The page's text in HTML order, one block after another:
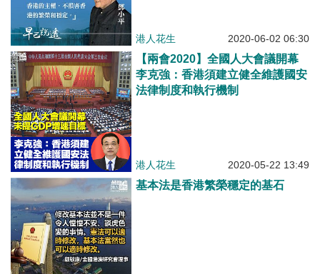
港人花生 2020-06-02 06:30
【兩會2020】全國人大會議開幕
李克強：香港須建立健全維護國安
法律制度和執行機制
港人花生 2020-05-22 13:49
基本法是香港繁榮穩定的基石